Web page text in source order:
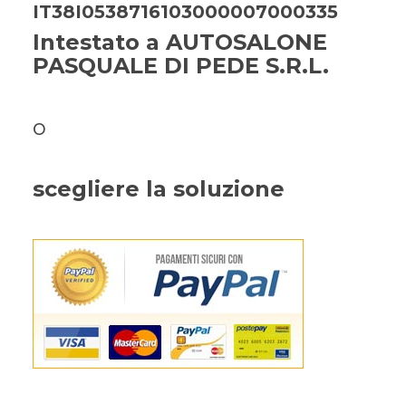
IT38I0538716103000007000335
Intestato a AUTOSALONE
PASQUALE DI PEDE S.R.L.
o
scegliere la soluzione